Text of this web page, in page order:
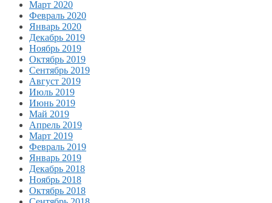
Март 2020
Февраль 2020
Январь 2020
Декабрь 2019
Ноябрь 2019
Октябрь 2019
Сентябрь 2019
Август 2019
Июль 2019
Июнь 2019
Май 2019
Апрель 2019
Март 2019
Февраль 2019
Январь 2019
Декабрь 2018
Ноябрь 2018
Октябрь 2018